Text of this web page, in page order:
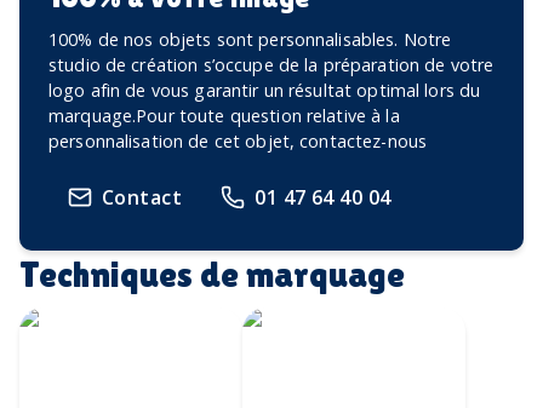
100% de nos objets sont personnalisables. Notre
studio de création s’occupe de la préparation de votre
logo afin de vous garantir un résultat optimal lors du
marquage.Pour toute question relative à la
personnalisation de cet objet, contactez-nous
Contact 01 47 64 40 04
Techniques de marquage